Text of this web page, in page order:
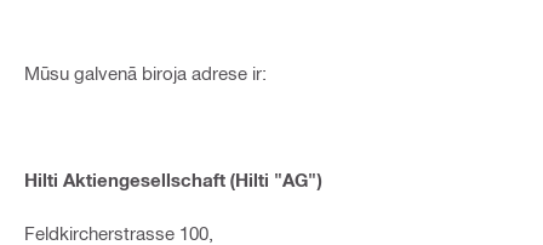
Mūsu galvenā biroja adrese ir:
Hilti Aktiengesellschaft (Hilti "AG")
Feldkircherstrasse 100,